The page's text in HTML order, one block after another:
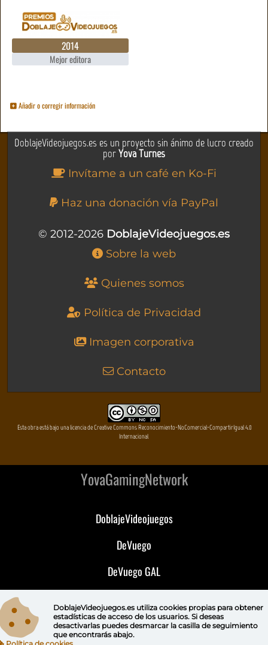
2014
Mejor editora
Añadir o corregir información
DoblajeVideojuegos.es es un proyecto sin ánimo de lucro creado
porYova Turnes
Invítame a un café en Ko-Fi
Haz una donación vía PayPal
© 2012-2026 DoblajeVideojuegos.es
Sobre la web
Quienes somos
Política de Privacidad
Imagen corporativa
Contacto
Esta obra está bajo una licencia de Creative Commons Reconocimiento-NoComercial-CompartirIgual 4.0
Internacional
YovaGamingNetwork
DoblajeVideojuegos
DeVuego
DeVuego GAL
DeVuego Portugal
DoblajeVideojuegos.es utiliza cookies propiaspara obtener
estadísticas de acceso de los usuarios. Si deseas
desactivarlas puedes desmarcar la casilla de seguimiento
que encontrarás abajo.